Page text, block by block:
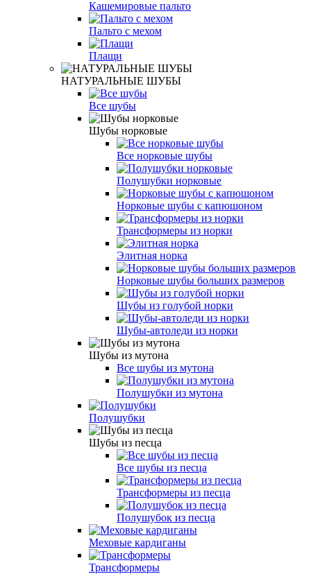
Кашемировые пальто
Пальто с мехом
Плащи
НАТУРАЛЬНЫЕ ШУБЫ
Все шубы
Шубы норковые
Все норковые шубы
Полушубки норковые
Норковые шубы с капюшоном
Трансформеры из норки
Элитная норка
Норковые шубы больших размеров
Шубы из голубой норки
Шубы-автоледи из норки
Шубы из мутона
Все шубы из мутона
Полушубки из мутона
Полушубки
Шубы из песца
Все шубы из песца
Трансформеры из песца
Полушубок из песца
Меховые кардиганы
Трансформеры